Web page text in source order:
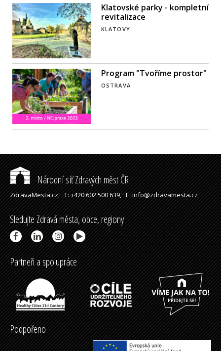
Klatovské parky - kompletní
revitalizace
KLATOVY
Program "Tvoříme prostor"
OSTRAVA
Národní síť Zdravých měst ČR
ZdravaMesta.cz,T: +420 602 500 639,E: info@zdravamesta.cz
Sledujte Zdravá města, obce, regiony
Partneři a spolupráce
Podpořeno